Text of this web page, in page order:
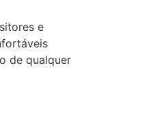
e
de qualquer